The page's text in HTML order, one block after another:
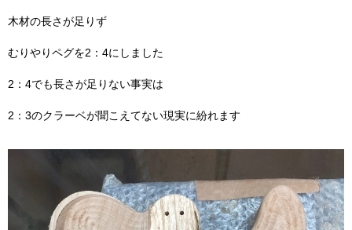
木材の長さが足りず
むりやりペグを2：4にしました
2：4でも長さが足りない事実は
2：3のクラーベが聞こえてない現実に紛れます